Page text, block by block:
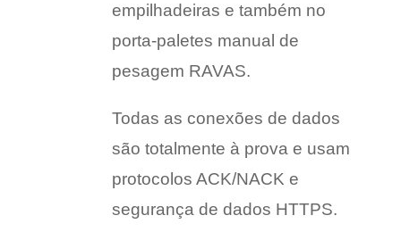
empilhadeiras e também no
porta-paletes manual de
pesagem RAVAS.
Todas as conexões de dados
são totalmente à prova e usam
protocolos ACK/NACK e
segurança de dados HTTPS.